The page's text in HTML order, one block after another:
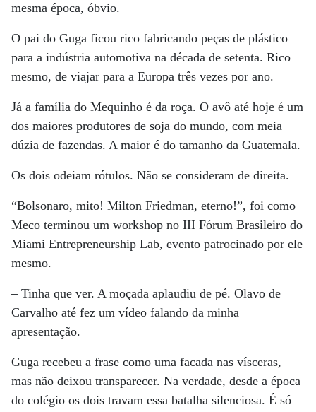
mesma época, óbvio.
O pai do Guga ficou rico fabricando peças de plástico
para a indústria automotiva na década de setenta. Rico
mesmo, de viajar para a Europa três vezes por ano.
Já a família do Mequinho é da roça. O avô até hoje é um
dos maiores produtores de soja do mundo, com meia
dúzia de fazendas. A maior é do tamanho da Guatemala.
Os dois odeiam rótulos. Não se consideram de direita.
“Bolsonaro, mito! Milton Friedman, eterno!”, foi como
Meco terminou um workshop no III Fórum Brasileiro do
Miami Entrepreneurship Lab, evento patrocinado por ele
mesmo.
– Tinha que ver. A moçada aplaudiu de pé. Olavo de
Carvalho até fez um vídeo falando da minha
apresentação.
Guga recebeu a frase como uma facada nas vísceras,
mas não deixou transparecer. Na verdade, desde a época
do colégio os dois travam essa batalha silenciosa. É só